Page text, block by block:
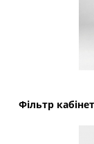
Фільтр